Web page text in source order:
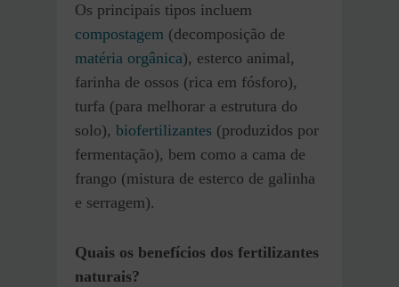
Os principais tipos incluem
compostagem (decomposição de
matéria orgânica), esterco animal,
farinha de ossos (rica em fósforo),
turfa (para melhorar a estrutura do
solo), biofertilizantes (produzidos por
fermentação), bem como a cama de
frango (mistura de esterco de galinha
e serragem).
Quais os benefícios dos fertilizantes
naturais?